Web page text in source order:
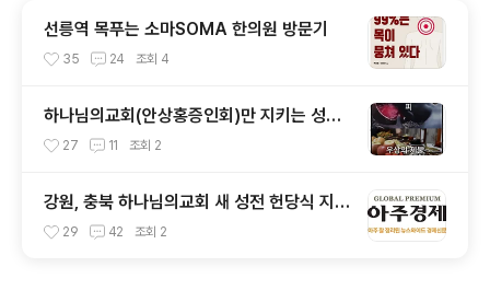
선릉역 목푸는 소마SOMA 한의원 방문기
35 24 조회 4
하나님의교회(안상홍증인회)만 지키는 성경
의 금기 음식የምግብ ክልከላዎችና
27 11 조회 2
​강원, 충북 하나님의교회 새 성전 헌당식 지역
사회의 빛과 소금 역할 다짐... 원주시청의 갑
29 42 조회 2